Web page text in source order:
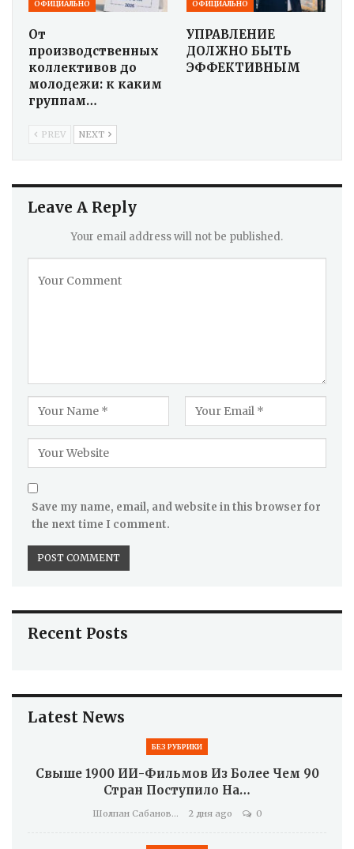
ОФИЦИАЛЬНО
От
производственных
коллективов до
молодежи: к каким
группам…
ОФИЦИАЛЬНО
УПРАВЛЕНИЕ
ДОЛЖНО БЫТЬ
ЭФФЕКТИВНЫМ
PREV NEXT
Leave A Reply
Your email address will not be published.
Save my name, email, and website in this browser for
the next time I comment.
Recent Posts
Latest News
БЕЗ РУБРИКИ
Свыше 1900 ИИ-Фильмов Из Более Чем 90
Стран Поступило На…
Шолпан Сабанова 2 дня ago 0